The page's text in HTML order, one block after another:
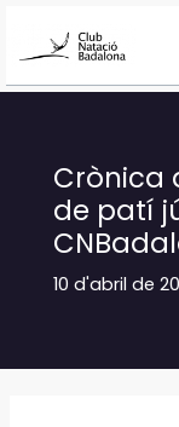
Crònica
de patí
10 d'abril de